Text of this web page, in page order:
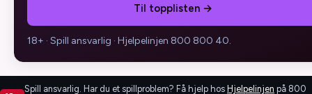
Til topplisten →
18+ · Spill ansvarlig · Hjelpelinjen 800 800 40.
Spill ansvarlig. Har du et spillproblem? Få hjelp hos Hjelpelinjen på 800